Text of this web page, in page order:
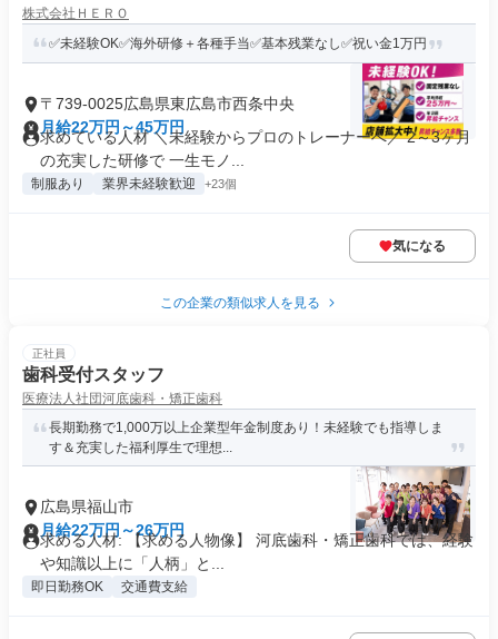
株式会社ＨＥＲＯ
✅未経験OK✅海外研修＋各種手当✅基本残業なし✅祝い金1万円
〒739-0025広島県東広島市西条中央
月給22万円～45万円
求めている人材 ＼未経験からプロのトレーナーへ／ 2～3ヶ月
の充実した研修で 一生モノ...
制服あり 業界未経験歓迎 +23個
気になる
この企業の類似求人を見る
正社員
歯科受付スタッフ
医療法人社団河底歯科・矯正歯科
長期勤務で1,000万以上企業型年金制度あり！未経験でも指導しま
す＆充実した福利厚生で理想...
広島県福山市
月給22万円～26万円
求める人材: 【求める人物像】 河底歯科・矯正歯科では、経験
や知識以上に「人柄」と...
即日勤務OK 交通費支給